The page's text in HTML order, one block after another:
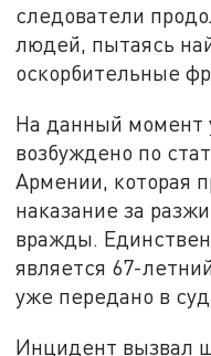
следователи
людей, пытаясь
оскорбительные
На данный момент
возбуждено по
Армении, которая
наказание за
вражды.
является 67-
уже передано в
Инцидент вызвал